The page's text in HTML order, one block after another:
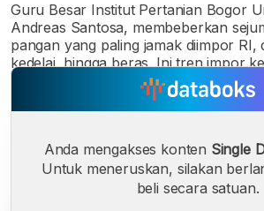
Guru Besar Institut Pertanian Bogor
Andreas Santosa, membeberkan
pangan yang paling jamak diimpor RI,
kedelai, hingga beras. Ini tren impor
Anda mengakses konten Single
Untuk meneruskan, silakan
beli secara satuan.